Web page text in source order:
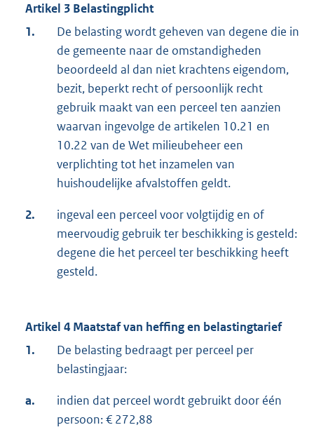
Artikel 3 Belastingplicht
1.
De belasting wordt geheven van degene die in
de gemeente naar de omstandigheden
beoordeeld al dan niet krachtens eigendom,
bezit, beperkt recht of persoonlijk recht
gebruik maakt van een perceel ten aanzien
waarvan ingevolge de artikelen 10.21 en
10.22 van de Wet milieubeheer een
verplichting tot het inzamelen van
huishoudelijke afvalstoffen geldt.
2.
ingeval een perceel voor volgtijdig en of
meervoudig gebruik ter beschikking is gesteld:
degene die het perceel ter beschikking heeft
gesteld.
Artikel 4 Maatstaf van heffing en belastingtarief
1.
De belasting bedraagt per perceel per
belastingjaar:
a.
indien dat perceel wordt gebruikt door één
persoon: € 272,88